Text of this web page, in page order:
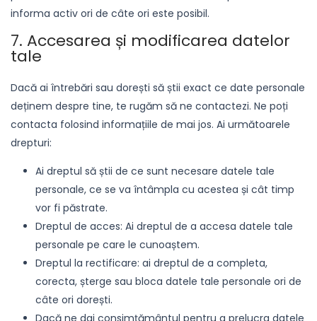
informa activ ori de câte ori este posibil.
7. Accesarea și modificarea datelor
tale
Dacă ai întrebări sau dorești să știi exact ce date personale
deținem despre tine, te rugăm să ne contactezi. Ne poți
contacta folosind informațiile de mai jos. Ai următoarele
drepturi:
Ai dreptul să știi de ce sunt necesare datele tale
personale, ce se va întâmpla cu acestea și cât timp
vor fi păstrate.
Dreptul de acces: Ai dreptul de a accesa datele tale
personale pe care le cunoaștem.
Dreptul la rectificare: ai dreptul de a completa,
corecta, șterge sau bloca datele tale personale ori de
câte ori dorești.
Dacă ne dai consimțământul pentru a prelucra datele